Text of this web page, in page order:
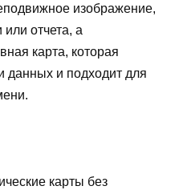
изображение,
отчета, а
карта, которая
данных и подходит для
карты без